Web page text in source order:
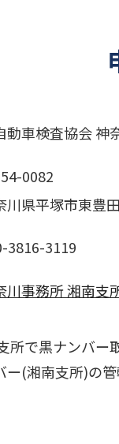
動車検査協会 神
0082
川県平塚市東豊
3816-3119
川事務所 湘南支
所で黒ナンバー
ー(湘南支所)の管